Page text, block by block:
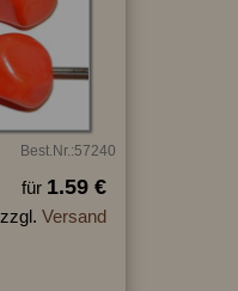
Best.Nr.:57240
für 1.59 €
zzgl. Versand